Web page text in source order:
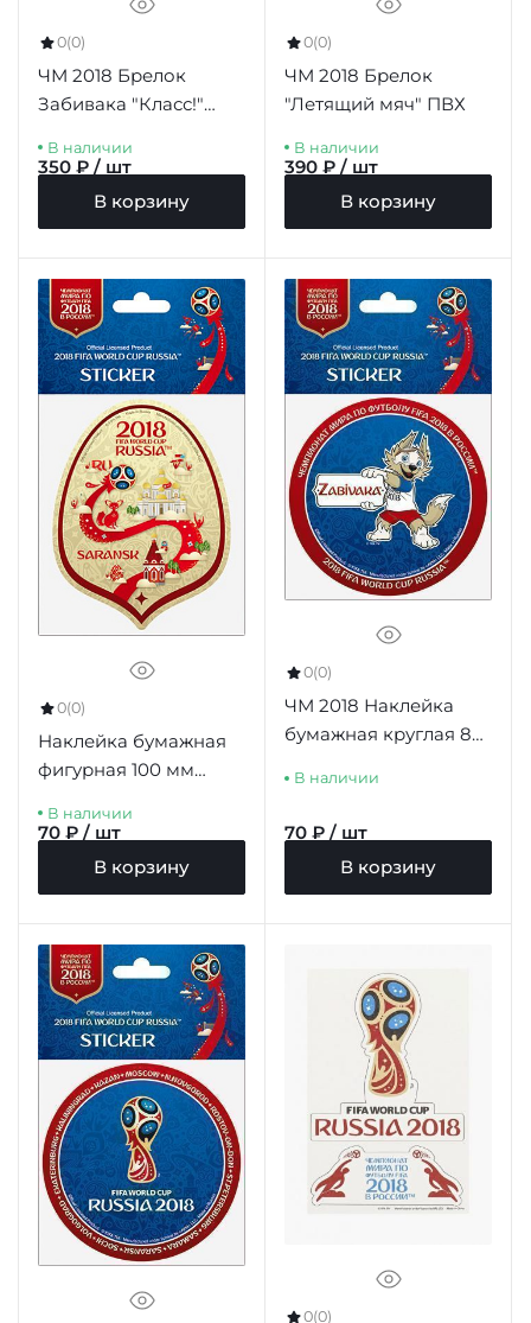
0(0)
ЧМ 2018 Брелок
Забивака "Класс!"
В наличии
350 ₽ / шт
В корзину
0(0)
ЧМ 2018 Брелок
"Летящий мяч" ПВХ
В наличии
390 ₽ / шт
В корзину
0(0)
Наклейка бумажная
фигурная 100 мм
В наличии
70 ₽ / шт
В корзину
0(0)
ЧМ 2018 Наклейка
бумажная круглая 86
В наличии
70 ₽ / шт
В корзину
0(0)